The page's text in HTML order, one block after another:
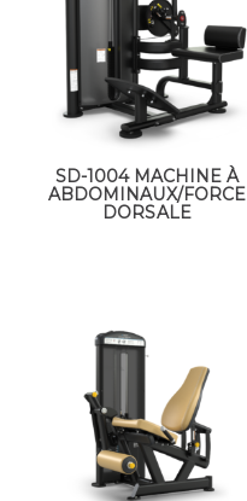
SD-1004 MACHINE À
ABDOMINAUX/FORCE
DORSALE